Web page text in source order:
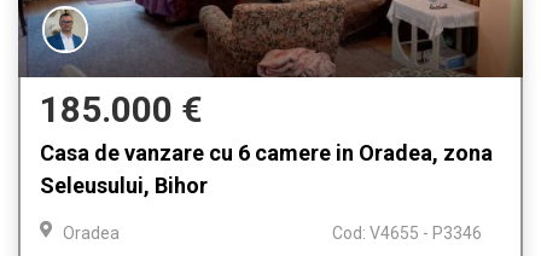
185.000 €
Casa de vanzare cu 6 camere in Oradea, zona
Seleusului, Bihor
Oradea Cod: V4655 - P3346